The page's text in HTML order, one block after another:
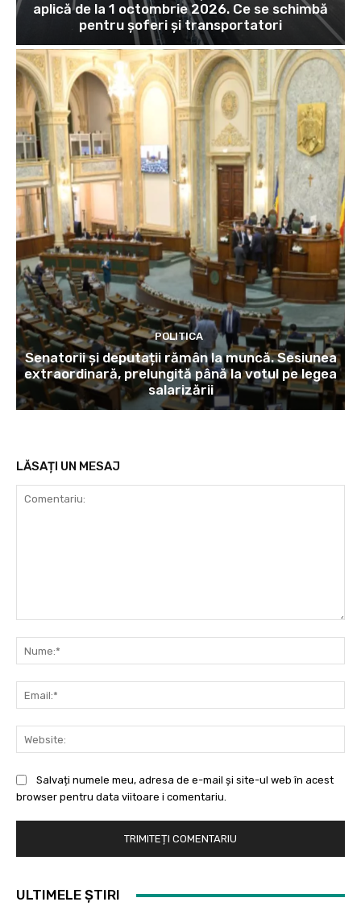
aplică de la 1 octombrie 2026. Ce se schimbă
pentru șoferi și transportatori
POLITICA
Senatorii și deputații rămân la muncă. Sesiunea
extraordinară, prelungită până la votul pe legea
salarizării
LĂSAȚI UN MESAJ
Salvați numele meu, adresa de e-mail și site-ul web în acest
browser pentru data viitoare i comentariu.
ULTIMELE ȘTIRI